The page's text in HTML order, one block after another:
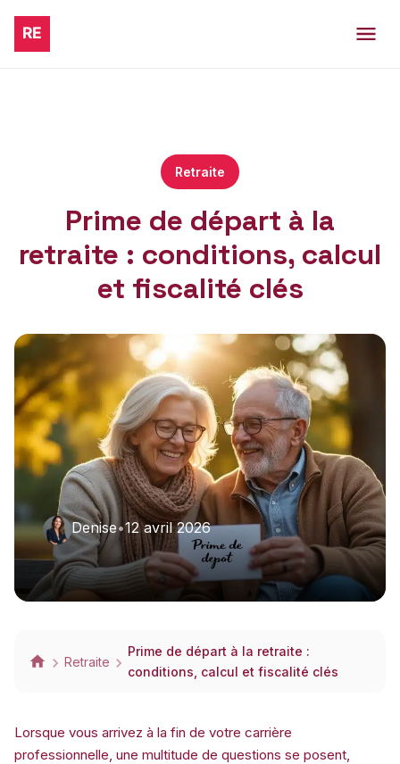
Retraite
Prime de départ à la
retraite : conditions, calcul
et fiscalité clés
Denise•12 avril 2026
Retraite
Prime de départ à la retraite :
conditions, calcul et fiscalité clés
Lorsque vous arrivez à la fin de votre carrière
professionnelle, une multitude de questions se posent,